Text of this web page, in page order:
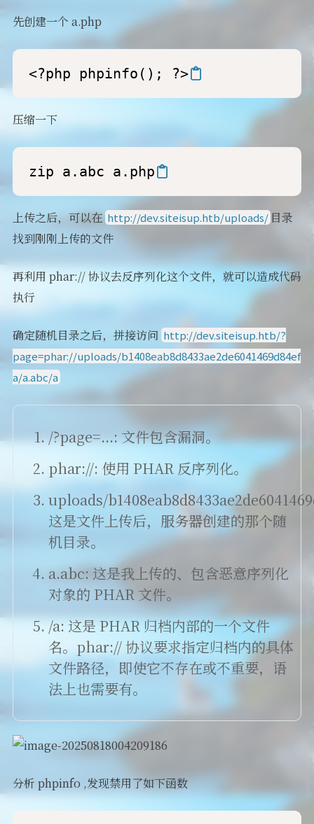
先创建一个 a.php
<?php phpinfo(); ?>
压缩一下
zip a.abc a.php
上传之后，可以在 http://dev.siteisup.htb/uploads/目录
找到刚刚上传的文件
再利用 phar:// 协议去反序列化这个文件，就可以造成代码
执行
确定随机目录之后，拼接访问 http://dev.siteisup.htb/?
page=phar://uploads/b1408eab8d8433ae2de6041469d84ef
a/a.abc/a
/?page=...: 文件包含漏洞。
phar://: 使用 PHAR 反序列化。
uploads/
这是文件上传后，服务器创建的那个随
机目录。
a.abc: 这是我上传的、包含恶意序列化
对象的 PHAR 文件。
/a: 这是 PHAR 归档内部的一个文件
名。phar:// 协议要求指定归档内的具体
文件路径，即使它不存在或不重要，语
法上也需要有。
分析 phpinfo ,发现禁用了如下函数